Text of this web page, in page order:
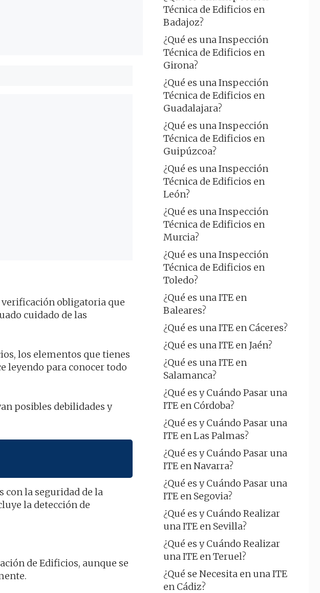
verificación obligatoria que
cuidado de las
los elementos que tienes
leyendo para conocer todo
posibles debilidades y
la seguridad de la
la detección de
de Edificios, aunque se
Técnica de Edificios en
Badajoz?
¿Qué es una Inspección
Técnica de Edificios en
Girona?
¿Qué es una Inspección
Técnica de Edificios en
Guadalajara?
¿Qué es una Inspección
Técnica de Edificios en
Guipúzcoa?
¿Qué es una Inspección
Técnica de Edificios en
León?
¿Qué es una Inspección
Técnica de Edificios en
Murcia?
¿Qué es una Inspección
Técnica de Edificios en
Toledo?
¿Qué es una ITE en
Baleares?
¿Qué es una ITE en Cáceres?
¿Qué es una ITE en Jaén?
¿Qué es una ITE en
Salamanca?
¿Qué es y Cuándo Pasar una
ITE en Córdoba?
¿Qué es y Cuándo Pasar una
ITE en Las Palmas?
¿Qué es y Cuándo Pasar una
ITE en Navarra?
¿Qué es y Cuándo Pasar una
ITE en Segovia?
¿Qué es y Cuándo Realizar
una ITE en Sevilla?
¿Qué es y Cuándo Realizar
una ITE en Teruel?
¿Qué se Necesita en una ITE
en Cádiz?